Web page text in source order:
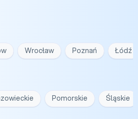
Wrocław Poznań Łódź
Pomorskie Śląskie